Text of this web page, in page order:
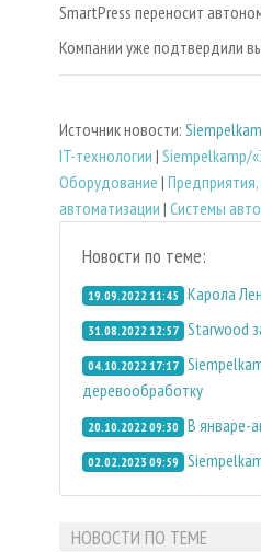
SmartPress переносит
Компании уже подтвердили
Источник новости:
IT-технологии | Siempelkamp/
Оборудование |
автоматизации | Системы
Новости по теме:
19.09.2022 11:45 Карола
31.08.2022 12:57 Starwood
04.10.2022 17:17
деревообработку
20.10.2022 09:30 В январе-
02.02.2023 09:59
НОВОСТИ ПО ТЕМЕ